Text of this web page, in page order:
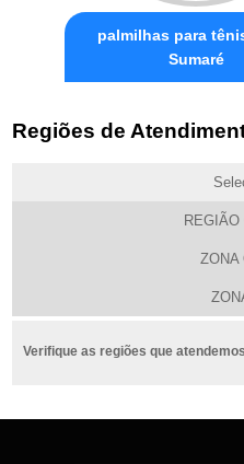
palmilhas para
Sumaré
Regiões de
REGIÃO
ZONA
Verifique as regiões que atendemos